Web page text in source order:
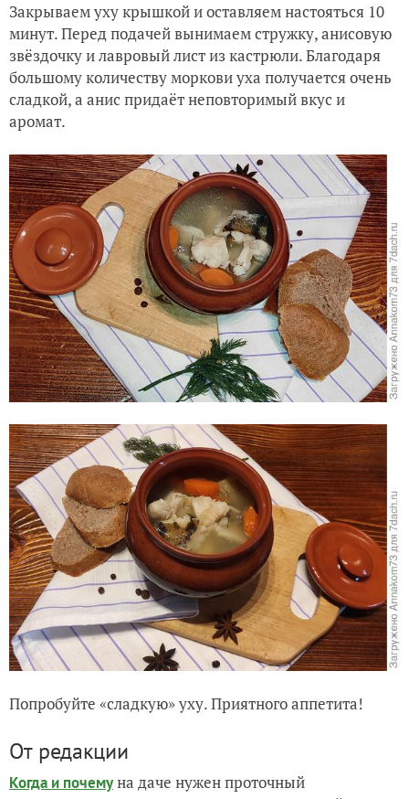
Закрываем уху крышкой и оставляем настояться 10
минут. Перед подачей вынимаем стружку, анисовую
звёздочку и лавровый лист из кастрюли. Благодаря
большому количеству моркови уха получается очень
сладкой, а анис придаёт неповторимый вкус и
аромат.
Попробуйте «сладкую» уху. Приятного аппетита!
От редакции
Когда и почемуна даче нужен проточный